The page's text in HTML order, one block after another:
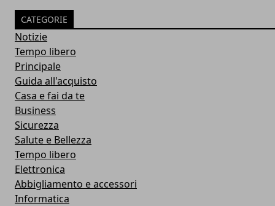
CATEGORIE
Notizie
Tempo libero
Principale
Guida all'acquisto
Casa e fai da te
Business
Sicurezza
Salute e Bellezza
Tempo libero
Elettronica
Abbigliamento e accessori
Informatica